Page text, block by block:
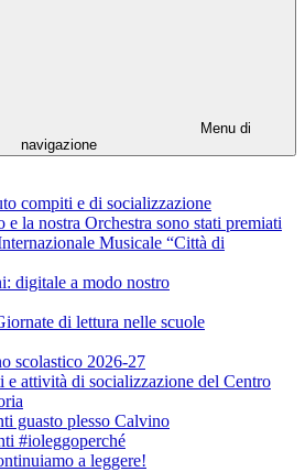
Menu di
navigazione
compiti e di socializzazione
e la nostra Orchestra sono stati premiati
Musicale “Città di
digitale a modo nostro
di lettura nelle scuole
scolastico 2026-27
e attività di socializzazione del Centro
guasto plesso Calvino
#ioleggoperché
a leggere!